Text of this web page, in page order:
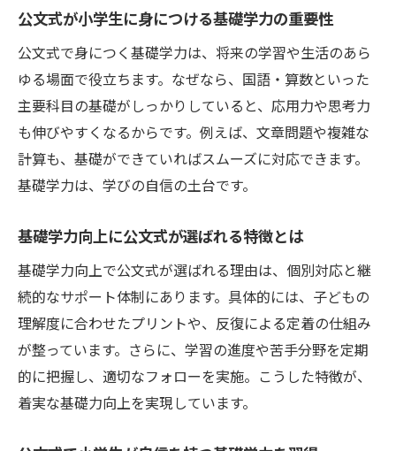
基礎学力向上に必要な塾通いのペースとは
小学生は週何回の通塾が基礎学力に効果的
か
公文式学習と塾通い頻度のバランスを考え
る
基礎学力強化に最適な塾通い頻度を検討
小学生の基礎学力を支える通塾頻度の選び
小学生の基礎学力に最適な学習環境とは
基礎学力を伸ばす塾の学習環境の特徴
公文式が小学生にもたらす安心の学習環境
小学生の基礎学力向上に欠かせない環境作
り
公文式が小学生に身につける基礎学力の重要性
公文式で身につく基礎学力は、将来の学習や生活のあら
ゆる場面で役立ちます。なぜなら、国語・算数といった
主要科目の基礎がしっかりしていると、応用力や思考力
も伸びやすくなるからです。例えば、文章問題や複雑な
計算も、基礎ができていればスムーズに対応できます。
基礎学力は、学びの自信の土台です。
基礎学力向上に公文式が選ばれる特徴とは
基礎学力向上で公文式が選ばれる理由は、個別対応と継
続的なサポート体制にあります。具体的には、子どもの
理解度に合わせたプリントや、反復による定着の仕組み
が整っています。さらに、学習の進度や苦手分野を定期
的に把握し、適切なフォローを実施。こうした特徴が、
着実な基礎力向上を実現しています。